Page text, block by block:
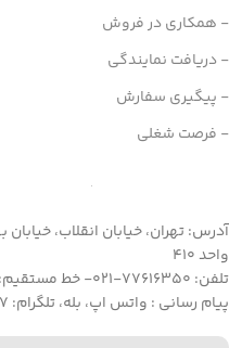
- همکاری در فروش
- دریافت نمایندگی
- پیگیری سفارش
- فرصت شغلی
آدرس: تهران، خیابان انقلاب،
واحد 410
تلفن: 77616350-021- خط مستقیم: 91303098-021
پیام رسانی : واتس اپ، بله، تلگرام: 09031233607